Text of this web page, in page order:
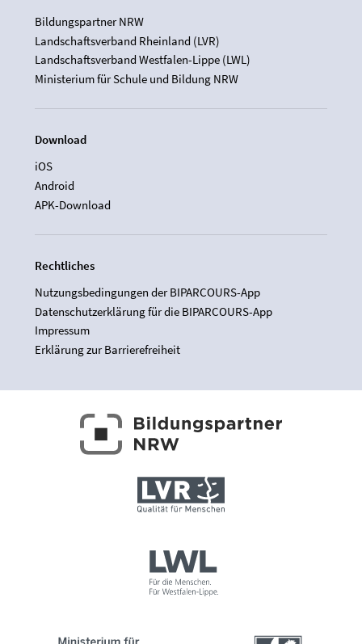
Bildungspartner NRW
Landschaftsverband Rheinland (LVR)
Landschaftsverband Westfalen-Lippe (LWL)
Ministerium für Schule und Bildung NRW
Download
iOS
Android
APK-Download
Rechtliches
Nutzungsbedingungen der BIPARCOURS-App
Datenschutzerklärung für die BIPARCOURS-App
Impressum
Erklärung zur Barrierefreiheit